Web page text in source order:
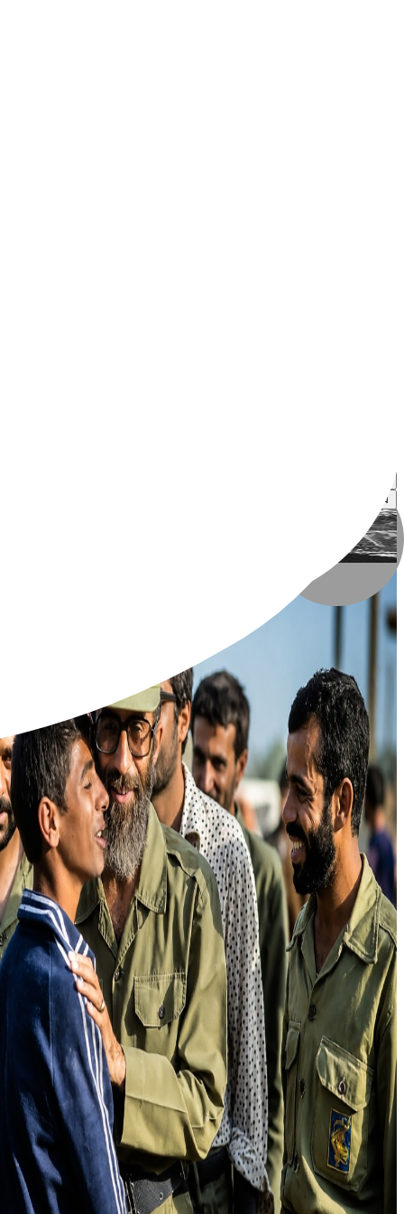
حسین زنگنه